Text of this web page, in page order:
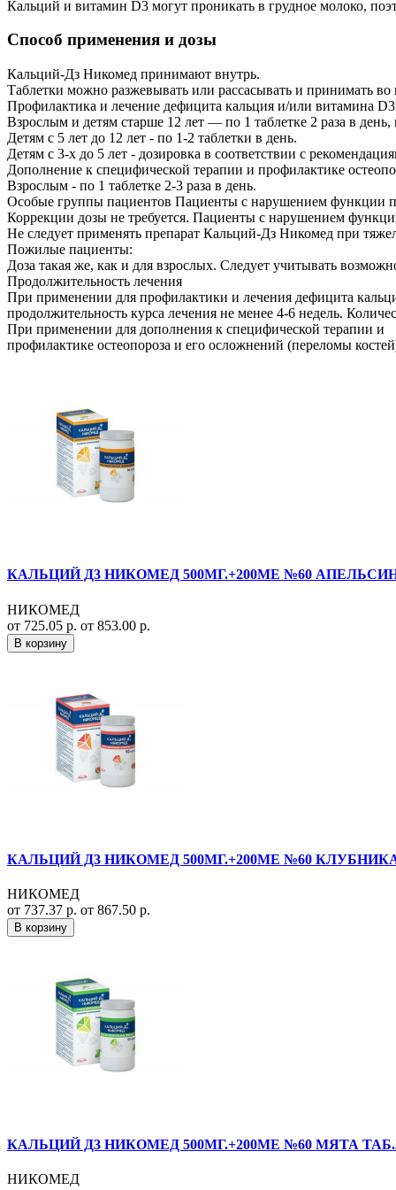
Кальций и витамин D3 могут проникать в грудное молоко,
Способ применения и дозы
Кальций-Дз Никомед принимают внутрь.
Таблетки можно разжевывать или рассасывать и принимать во
Профилактика и лечение дефицита кальция и/или витамина
Взрослым и детям старше 12 лет — по 1 таблетке 2 раза в день,
Детям с 5 лет до 12 лет - по 1-2 таблетки в день.
Детям с 3-х до 5 лет - дозировка в соответствии с
Дополнение к специфической терапии и профилактике
Взрослым - по 1 таблетке 2-3 раза в день.
Особые группы пациентов Пациенты с нарушением функции
Коррекции дозы не требуется. Пациенты с нарушением
Не следует применять препарат Кальций-Дз Никомед при
Пожилые пациенты:
Доза такая же, как и для взрослых. Следует учитывать
Продолжительность лечения
При применении для профилактики и лечения дефицита
продолжительность курса лечения не менее 4-6 недель.
При применении для дополнения к специфической терапии и
профилактике остеопороза и его осложнений (переломы
КАЛЬЦИЙ Д3 НИКОМЕД 500МГ.+200МЕ №60
НИКОМЕД
от 725.05 р. от 853.00 р.
В корзину
КАЛЬЦИЙ Д3 НИКОМЕД 500МГ.+200МЕ №60
НИКОМЕД
от 737.37 р. от 867.50 р.
В корзину
КАЛЬЦИЙ Д3 НИКОМЕД 500МГ.+200МЕ №60 МЯТА
НИКОМЕД